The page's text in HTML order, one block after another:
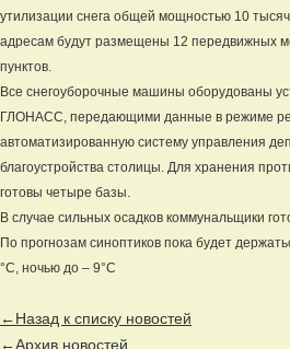
утилизации снега общей мощностью 10 тысяч
адресам будут размещены 12 передвижных
пунктов.
Все снегоуборочные машины оборудованы
ГЛОНАСС, передающими данные в режиме
автоматизированную систему управления
благоустройства столицы. Для хранения
готовы четыре базы.
В случае сильных осадков коммунальщики
По прогнозам синоптиков пока будет
°С, ночью до – 9°С
←Назад к списку новостей
←Архив новостей